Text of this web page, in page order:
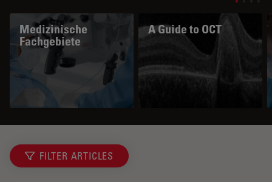
Medizinische
Fachgebiete
A Guide to OCT
FILTER ARTICLES